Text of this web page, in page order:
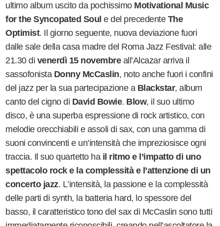
ultimo album uscito da pochissimo Motivational Music
for the Syncopated Soul e del precedente The
Optimist. Il giorno seguente, nuova deviazione fuori
dalle sale della casa madre del Roma Jazz Festival: alle
21.30 di venerdì 15 novembreall ’Alcazar arriva il
sassofonista Donny McCaslin, noto anche fuori i confini
del jazz per la sua partecipazione a Blackstar, album
canto del cigno di David Bowie. Blow, il suo ultimo
disco, è una superba espressione di rock artistico, con
melodie orecchiabili e assoli di sax, con una gamma di
suoni convincenti e un’intensità che impreziosisce ogni
traccia. Il suo quartetto ha il ritmo e l ’impatto di uno
spettacolo rock e la complessità e l ’attenzione di un
concerto jazz. L’intensità, la passione e la complessità
delle parti di synth, la batteria hard, lo spessore del
basso, il caratteristico tono del sax di McCaslin sono tutti